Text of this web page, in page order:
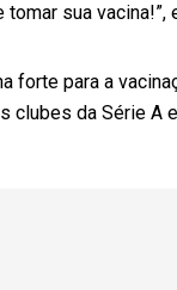
sua
forte para a
clubes da Série A